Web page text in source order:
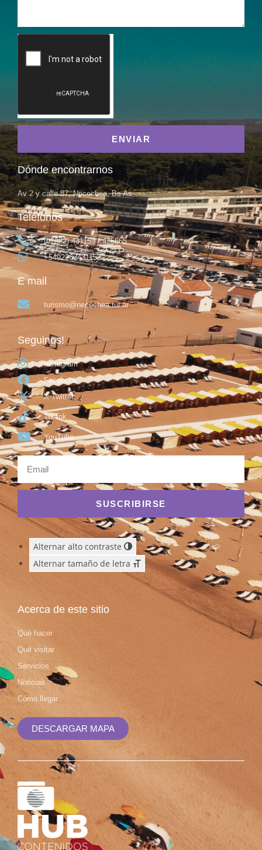
ENVIAR
Dónde encontrarnos
Av 2 y calle 87, Necochea, Bs As
Teléfonos
(02262) 431153 / 425665
+5492262431153
E mail
turismo@necochea.tur.ar
Seguinos!
Instagram
Facebook
X Twitter
TikTok
YouTube
SUSCRIBIRSE
Alternar alto contraste
Alternar tamaño de letra
Acerca de este sitio
Qué hacer
Qué visitar
Servicios
Noticias
Cómo llegar
DESCARGAR MAPA